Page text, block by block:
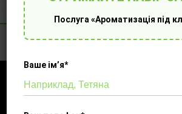
Послуга «Ароматизація під
Ваше імʼя*